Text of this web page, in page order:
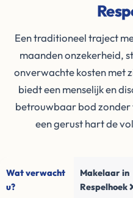
Een traditioneel traject
maanden onzekerheid,
onverwachte kosten met
biedt een menselijk en
betrouwbaar bod
een gerust hart de
Wat verwacht
u?
Makelaar in
Respelhoek